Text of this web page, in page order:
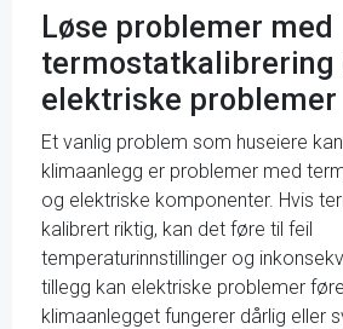
Løse problemer med
termostatkalibrering
elektriske problemer
Et vanlig problem som huseiere
klimaanlegg er problemer med
og elektriske komponenter. Hvis
kalibrert riktig, kan det føre til feil
temperaturinnstillinger og
tillegg kan elektriske problemer
klimaanlegget fungerer dårlig eller